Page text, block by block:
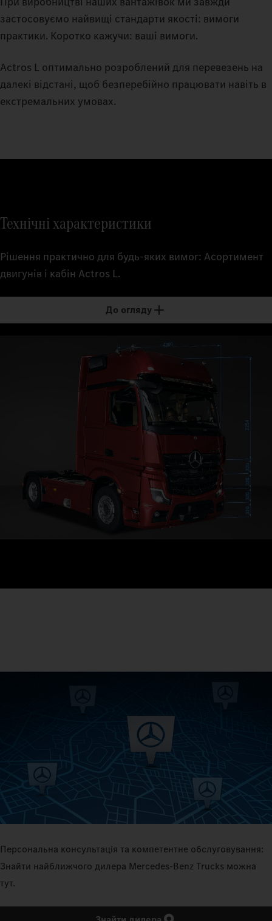
застосовуємо найвищі стандарти якості: вимоги
практики. Коротко кажучи: ваші вимоги.
Actros L оптимально розроблений для перевезень на
далекі відстані, щоб безперебійно працювати навіть в
екстремальних умовах.
Технічні характеристики
Рішення практично для будь-яких вимог: Асортимент
двигунів і кабін Actros L.
До огляду
Персональна консультація та компетентне обслуговування:
Знайти найближчого дилера Mercedes‑Benz Trucks можна
тут.